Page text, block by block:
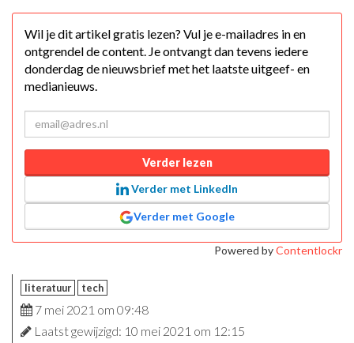
Wil je dit artikel gratis lezen? Vul je e-mailadres in en
ontgrendel de content. Je ontvangt dan tevens iedere
donderdag de nieuwsbrief met het laatste uitgeef- en
medianieuws.
Verder lezen
Verder met LinkedIn
Verder met Google
Powered byContentlockr
literatuur tech
7 mei 2021 om 09:48
Laatst gewijzigd: 10 mei 2021 om 12:15